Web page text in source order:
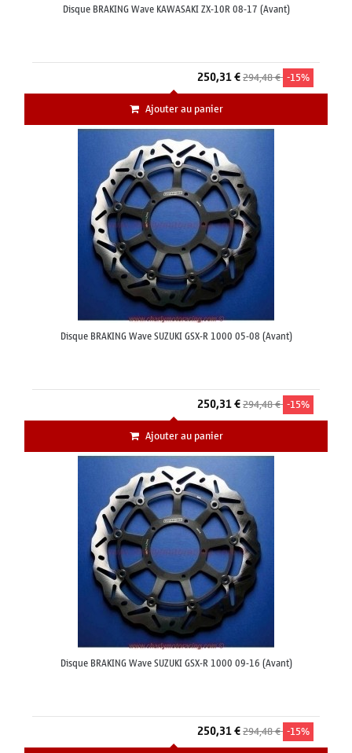
Disque BRAKING Wave KAWASAKI ZX-10R 08-17 (Avant)
250,31 €294,48 € -15%
Ajouter au panier
Disque BRAKING Wave SUZUKI GSX-R 1000 05-08 (Avant)
250,31 €294,48 € -15%
Ajouter au panier
Disque BRAKING Wave SUZUKI GSX-R 1000 09-16 (Avant)
250,31 €294,48 € -15%